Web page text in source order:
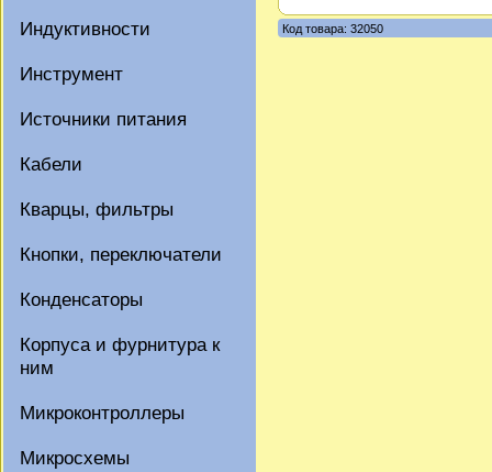
Индуктивности
Инструмент
Источники питания
Кабели
Кварцы, фильтры
Кнопки, переключатели
Конденсаторы
Корпуса и фурнитура к
ним
Микроконтроллеры
Микросхемы
Код товара: 32050